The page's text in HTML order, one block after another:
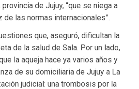
de Jujuy, “que se niega a
de las normas internacionales”.
que, aseguró, dificultan la
de la salud de Sala. Por un lado,
la aqueja hace ya varios años y
de su domiciliaria de Jujuy a La
judicial: una trombosis por la